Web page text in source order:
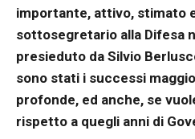
importante, attivo, stimato
sottosegretario alla Difesa
presieduto da Silvio
sono stati i successi
profonde, ed anche, se
rispetto a quegli anni di